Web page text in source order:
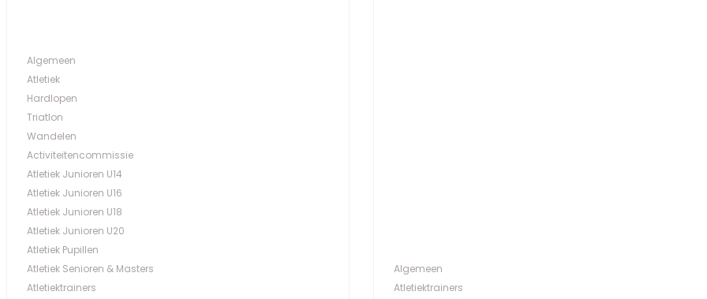
Algemeen
Atletiek
Hardlopen
Triatlon
Wandelen
Activiteitencommissie
Atletiek Junioren U14
Atletiek Junioren U16
Atletiek Junioren U18
Atletiek Junioren U20
Atletiek Pupillen
Atletiek Senioren & Masters
Atletiektrainers
Algemeen
Atletiektrainers